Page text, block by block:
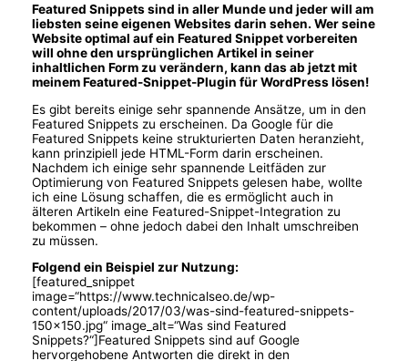
Featured Snippets sind in aller Munde und jeder will am
liebsten seine eigenen Websites darin sehen. Wer seine
Website optimal auf ein Featured Snippet vorbereiten
will ohne den ursprünglichen Artikel in seiner
inhaltlichen Form zu verändern, kann das ab jetzt mit
meinem Featured-Snippet-Plugin für WordPress lösen!
Es gibt bereits einige sehr spannende Ansätze, um in den
Featured Snippets zu erscheinen. Da Google für die
Featured Snippets keine strukturierten Daten heranzieht,
kann prinzipiell jede HTML-Form darin erscheinen.
Nachdem ich einige sehr spannende Leitfäden zur
Optimierung von Featured Snippets gelesen habe, wollte
ich eine Lösung schaffen, die es ermöglicht auch in
älteren Artikeln eine Featured-Snippet-Integration zu
bekommen – ohne jedoch dabei den Inhalt umschreiben
zu müssen.
Folgend ein Beispiel zur Nutzung:
[featured_snippet
image=“https://www.technicalseo.de/wp-
content/uploads/2017/03/was-sind-featured-snippets-
150×150.jpg“ image_alt=“Was sind Featured
Snippets?“]Featured Snippets sind auf Google
hervorgehobene Antworten die direkt in den